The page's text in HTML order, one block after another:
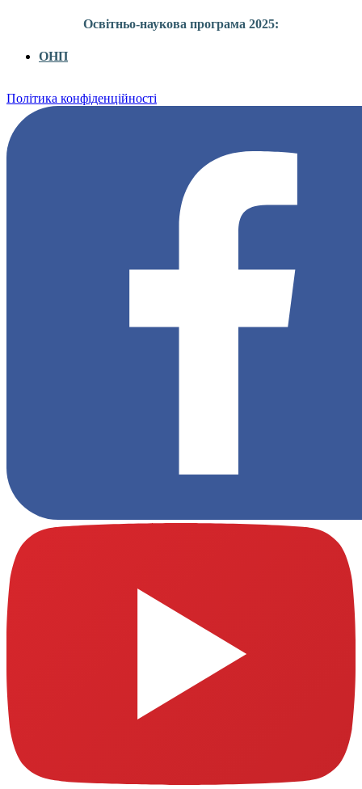
Освітньо-наукова програма 2025:
ОНП
Політика конфіденційності